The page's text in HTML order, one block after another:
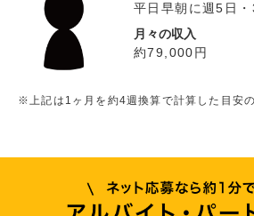
平日早朝に週5日
月々の収入
約79,000円
※上記は1ヶ月を約4週換算で計算した目安の